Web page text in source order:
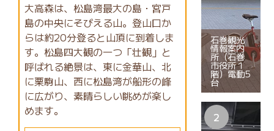
大高森は、松島湾最大の島・宮戸
島の中央にそびえる山。登山口か
らは約20分登ると山頂に到着しま
す。松島四大観の一つ「壮観」と
呼ばれる絶景は、東に金華山、北
に栗駒山、西に松島湾が船形の峰
に広がり、素晴らしい眺めが楽し
めます。
石巻観光
情報案内
所（石巻
市役所１
階）電動5
台